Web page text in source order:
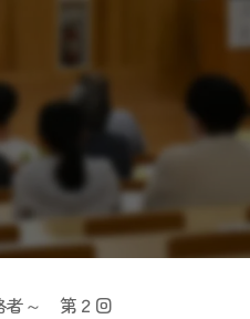
者～ 第２回